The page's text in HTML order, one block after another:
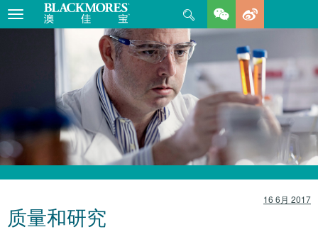
Toggle
navigation
Search
16 6月 2017
质量和研究